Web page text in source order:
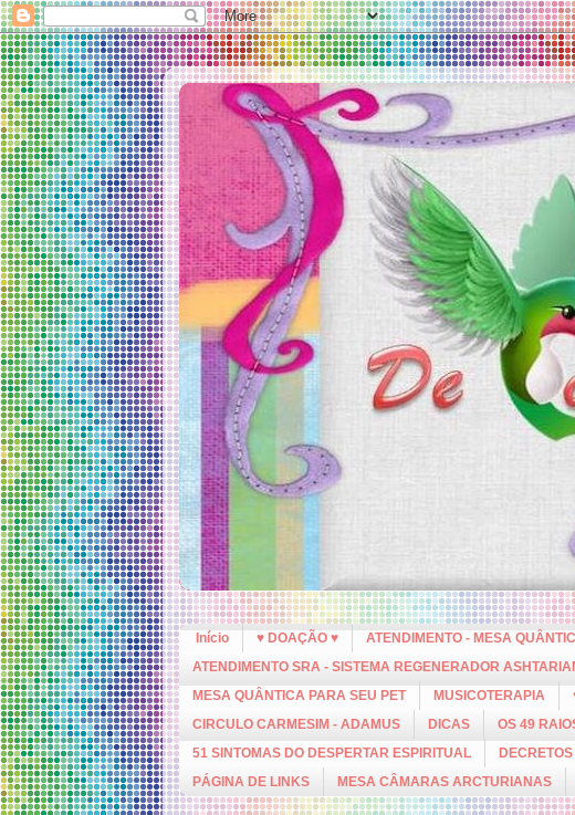
Início ♥ DOAÇÃO ♥ ATENDIMENTO - MESA
ATENDIMENTO SRA - SISTEMA REGENERADOR
MESA QUÂNTICA PARA SEU PET
MUSICOTERAPIA
CIRCULO CARMESIM - ADAMUS
DICAS OS 49
51 SINTOMAS DO DESPERTAR ESPIRITUAL
PÁGINA DE LINKS
MESA CÂMARAS ARCTURIANAS